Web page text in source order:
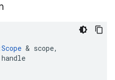
Scope & scope,
handle